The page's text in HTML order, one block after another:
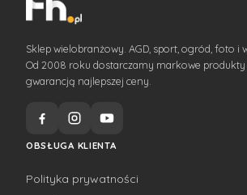
Sklep wielobranżowy. AGD, sport, ogród, foto i
Od 2008 roku dostarczamy markowe produkty
gwarancją najlepszej ceny.
OBSŁUGA KLIENTA
Polityka prywatności